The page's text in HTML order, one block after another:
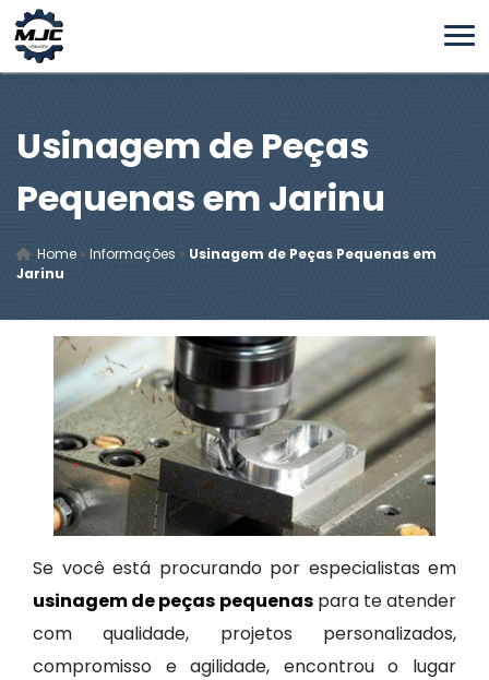
Usinagem de Peças
Pequenas em Jarinu
Home » Informações » Usinagem de Peças Pequenas em
Jarinu
Se você está procurando por especialistas em
usinagem de peças pequenaspara te atender
com qualidade, projetos personalizados,
compromisso e agilidade, encontrou o lugar